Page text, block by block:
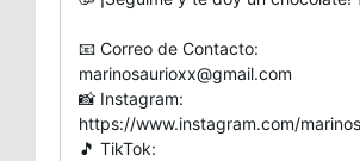
📧 Correo de Contacto:
marinosaurioxx@gmail.com
📸 Instagram:
https://www.instagram.com/
🎵 TikTok: